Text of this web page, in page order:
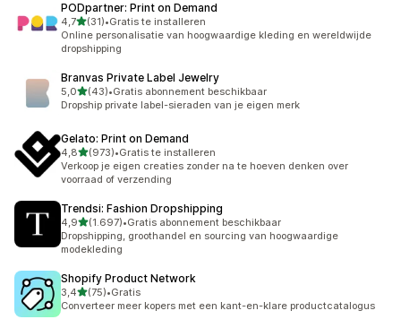
PODpartner: Print on Demand
4,7van 5 sterren
(31)
31 recensies in totaal
•Gratis te installeren
Online personalisatie van hoogwaardige kleding en wereldwijde
dropshipping
Branvas Private Label Jewelry
5,0van 5 sterren
(43)
43 recensies in totaal
•Gratis abonnement beschikbaar
Dropship private label-sieraden van je eigen merk
Gelato: Print on Demand
4,8van 5 sterren
(973)
973 recensies in totaal
•Gratis te installeren
Verkoop je eigen creaties zonder na te hoeven denken over
voorraad of verzending
Trendsi: Fashion Dropshipping
4,9van 5 sterren
(1.697)
1697 recensies in totaal
•Gratis abonnement beschikbaar
Dropshipping, groothandel en sourcing van hoogwaardige
modekleding
Shopify Product Network
3,4van 5 sterren
(75)
75 recensies in totaal
•Gratis
Converteer meer kopers met een kant-en-klare productcatalogus